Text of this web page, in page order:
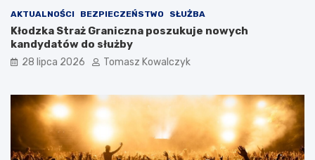
AKTUALNOŚCI BEZPIECZEŃSTWO SŁUŻBA
Kłodzka Straż Graniczna poszukuje nowych
kandydatów do służby
28 lipca 2026 Tomasz Kowalczyk